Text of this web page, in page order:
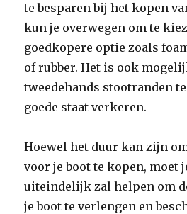
te besparen bij het kopen
kun je overwegen om te
goedkopere optie zoals
of rubber. Het is ook
tweedehands stootranden
goede staat verkeren.
Hoewel het duur kan zijn
voor je boot te kopen, moet
uiteindelijk zal helpen om
je boot te verlengen en